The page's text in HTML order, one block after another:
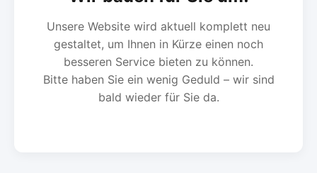
Unsere Website wird aktuell komplett neu
gestaltet, um Ihnen in Kürze einen noch
besseren Service bieten zu können.
Bitte haben Sie ein wenig Geduld – wir sind
bald wieder für Sie da.